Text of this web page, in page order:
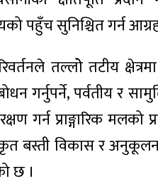
पहुँच सुनिश्चित गर्न
तल्लोे तटीय
गर्नुपर्ने, पर्वतीय र
गर्न प्राङ्गारिक मलको
बस्ती विकास र
छ ।